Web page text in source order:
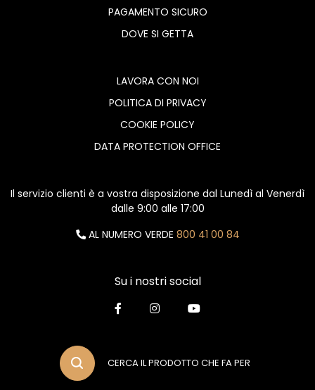
PAGAMENTO SICURO
DOVE SI GETTA
LAVORA CON NOI
POLITICA DI PRIVACY
COOKIE POLICY
DATA PROTECTION OFFICE
Il servizio clienti è a vostra disposizione dal Lunedì al Venerdì
dalle 9:00 alle 17:00
AL NUMERO VERDE 800 41 00 84
Su i nostri social
CERCA IL PRODOTTO CHE FA PER